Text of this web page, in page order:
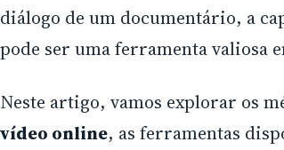
diálogo de um documentário, a
pode ser uma ferramenta valiosa
Neste artigo, vamos explorar os
vídeo online, as ferramentas